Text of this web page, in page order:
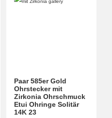
Paar 585er Gold
Ohrstecker mit
Zirkonia Ohrschmuck
Etui Ohringe Solitär
14K 23